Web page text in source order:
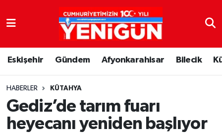
Eskişehir Gündem Afyonkarahisar Bilecik
HABERLER KÜTAHYA
Gediz’de tarım fuarı
heyecanı yeniden başlıyor
Nöbetçi Eczaneler
Hava Durumu
Trafik Durumu
Süper Lig Puan Durumu ve Fikstür